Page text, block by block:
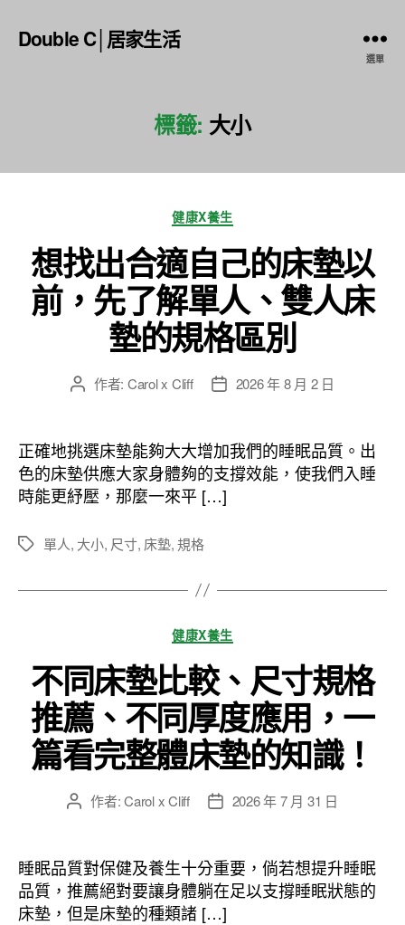
Double C│居家生活
選單
標籤: 大小
分
類
健康X養生
想找出合適自己的床墊以
前，先了解單人、雙人床
墊的規格區別
文
者
作者: Carol x Cliff
文
佈
日
期
2026 年 8 月 2 日
正確地挑選床墊能夠大大增加我們的睡眠品質。出
色的床墊供應大家身體夠的支撐效能，使我們入睡
時能更紓壓，那麼一來平 […]
標
單人, 大小, 尺寸, 床墊,規格
分
類
健康X養生
不同床墊比較、尺寸規格
推薦、不同厚度應用，一
篇看完整體床墊的知識！
文
者
作者:Carol x Cliff
文
佈
日
期
2026 年 7 月 31 日
睡眠品質對保健及養生十分重要，倘若想提升睡眠
品質，推薦絕對要讓身體躺在足以支撐睡眠狀態的
床墊，但是床墊的種類諸 […]